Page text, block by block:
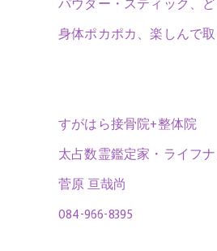
身体ポカポカ、楽しんで
すがはら接骨院+整体院
太占数霊鑑定家・ライフ
菅原 亘哉尚
084-966-8395